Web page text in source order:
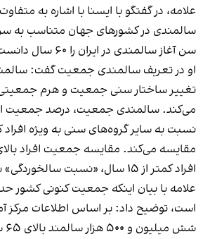
علامه، در گفتگو با ایسنا با اشاره به
سالمندی در کشورهای جهان متناسب به سن
سن آغاز سالمندی در ایران را ۶۰ سال دانست.
او در تعریف سالمندی جمعیت گفت:
تغییر ساختار سنی جمعیت و هرم
افراد کمتر از ۱۵ سال، «نسبت سالخوردگی» نام‌ دارد.
است، توضیح داد: بر اساس اطلاعات مرکز